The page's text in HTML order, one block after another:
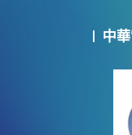
中